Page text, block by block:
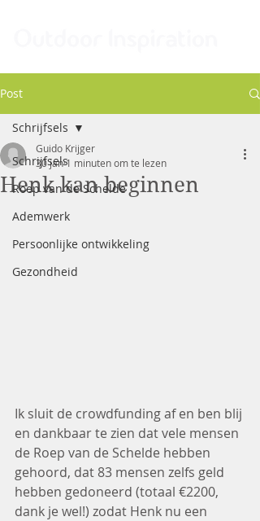
Post
Schrijfsels
Roep van de Schelde
Ademwerk
Persoonlijke ontwikkeling
Gezondheid
Schrijfsels
Henk kan beginnen
Guido Krijger
30 jan1 minuten om te lezen
Ik sluit de crowdfunding af en ben blij
en dankbaar te zien dat vele mensen
de Roep van de Schelde hebben
gehoord, dat 83 mensen zelfs geld
hebben gedoneerd (totaal €2200,
dank je wel!) zodat Henk nu een